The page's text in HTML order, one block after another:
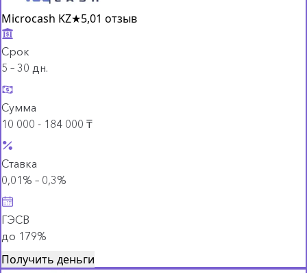
Microcash KZ★5,01 отзыв
Срок
5 – 30 дн.
Сумма
10 000 - 184 000 ₸
Ставка
0,01% – 0,3%
ГЭСВ
до 179%
Получить деньги